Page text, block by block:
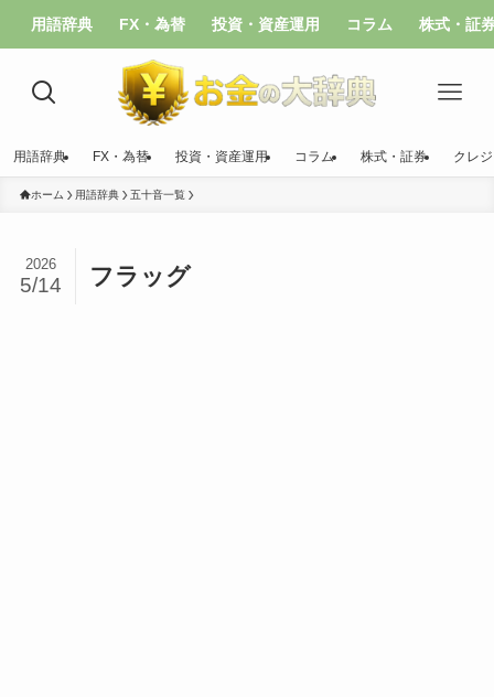
用語辞典 FX・為替 投資・資産運用 コラム 株式・証
用語辞典 FX・為替 投資・資産運用 コラム 株式・証券 クレ
ホーム 用語辞典 五十音一覧
フラッグ
2026
5/14